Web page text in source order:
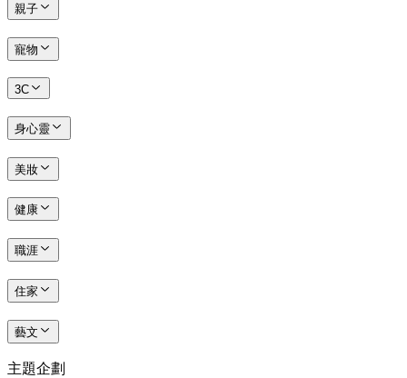
親子
寵物
3C
身心靈
美妝
健康
職涯
住家
藝文
主題企劃